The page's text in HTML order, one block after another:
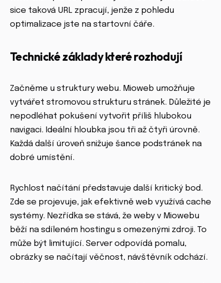
sice taková URL zpracují, jenže z pohledu
optimalizace jste na startovní čáře.
Technické základy které rozhodují
Začněme u struktury webu. Mioweb umožňuje
vytvářet stromovou strukturu stránek. Důležité je
nepodléhat pokušení vytvořit příliš hlubokou
navigaci. Ideální hloubka jsou tři až čtyři úrovně.
Každá další úroveň snižuje šance podstránek na
dobré umístění.
Rychlost načítání představuje další kritický bod.
Zde se projevuje, jak efektivně web využívá cache
systémy. Nezřídka se stává, že weby v Miowebu
běží na sdíleném hostingu s omezenými zdroji. To
může být limitující. Server odpovídá pomalu,
obrázky se načítají věčnost, návštěvník odchází.